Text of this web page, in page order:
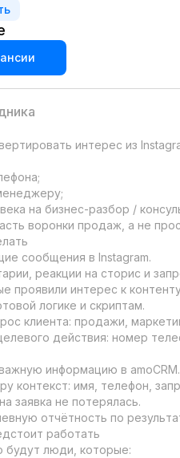
интерес из
на бизнес-разбор /
воронки продаж, а не
сообщения в Instagram.
реакции на сторис и
проявили интерес к
логике и скриптам.
клиента: продажи,
действия: номер
информацию в amoCRM.
контекст: имя, телефон,
заявка не потерялась.
отчётность по
работать
будут люди, которые: